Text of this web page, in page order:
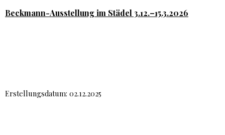
Beckmann-Ausstellung im Städel 3.12.–15.3.2026
Erstellungsdatum: 02.12.2025